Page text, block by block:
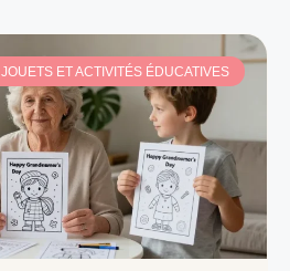
JOUETS ET ACTIVITÉS ÉDUCATIVES